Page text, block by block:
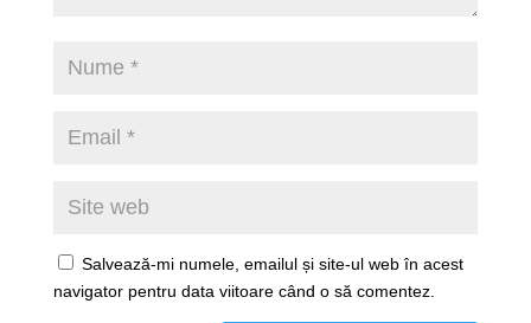
Salvează-mi numele, emailul și site-ul web în acest
navigator pentru data viitoare când o să comentez.